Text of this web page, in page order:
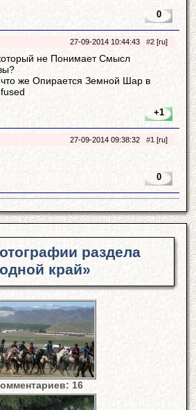
0
27-09-2014 10:44:43 #2 [ru]
не Понимает Смысл
же Опирается Земной Шар в
+1
27-09-2014 09:38:32 #1 [ru]
0
раздела
край»
16